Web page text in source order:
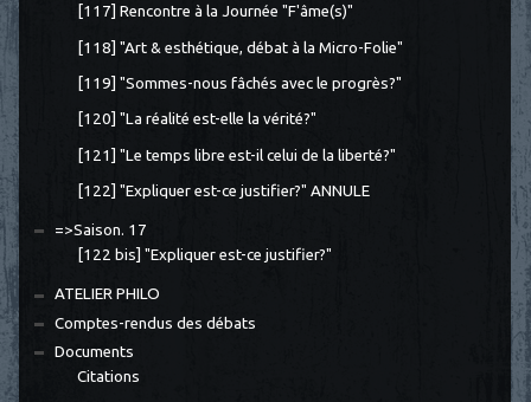
[117] Rencontre à la Journée "F'âme(s)"
[118] "Art & esthétique, débat à la Micro-Folie"
[119] "Sommes-nous fâchés avec le progrès?"
[120] "La réalité est-elle la vérité?"
[121] "Le temps libre est-il celui de la liberté?"
[122] "Expliquer est-ce justifier?" ANNULE
=>Saison. 17
[122 bis] "Expliquer est-ce justifier?"
ATELIER PHILO
Comptes-rendus des débats
Documents
Citations